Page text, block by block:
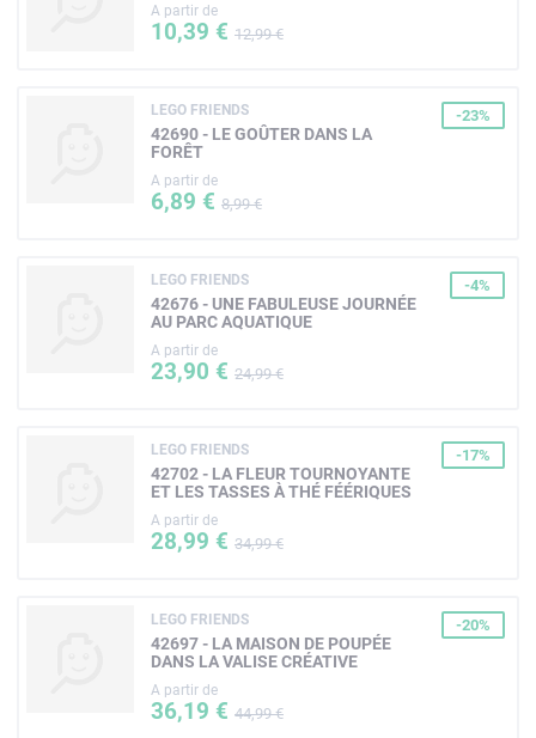
A partir de
10,39 € 12,99 €
LEGO FRIENDS
42690 - LE GOÛTER DANS LA
FORÊT
A partir de
6,89 € 8,99 €
-23%
LEGO FRIENDS
42676 - UNE FABULEUSE JOURNÉE
AU PARC AQUATIQUE
A partir de
23,90 € 24,99 €
-4%
LEGO FRIENDS
42702 - LA FLEUR TOURNOYANTE
ET LES TASSES À THÉ FÉÉRIQUES
A partir de
28,99 € 34,99 €
-17%
LEGO FRIENDS
42697 - LA MAISON DE POUPÉE
DANS LA VALISE CRÉATIVE
A partir de
36,19 € 44,99 €
-20%